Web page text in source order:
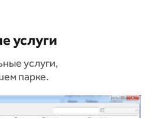
услуги
услуги,
парке.